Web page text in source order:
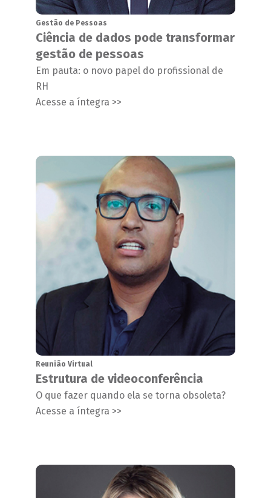
Gestão de Pessoas
Ciência de dados pode transformar
gestão de pessoas
Em pauta: o novo papel do profissional de
RH
Acesse a íntegra >>
Reunião Virtual
Estrutura de videoconferência
O que fazer quando ela se torna obsoleta?
Acesse a íntegra >>